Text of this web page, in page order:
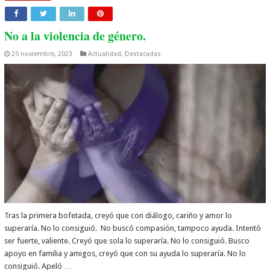
No a la violencia de género.
25 noviembre, 2023 Actualidad, Destacadas
Tras la primera bofetada, creyó que con diálogo, cariño y amor lo
superaría. No lo consiguió. No buscó compasión, tampoco ayuda. Intentó
ser fuerte, valiente. Creyó que sola lo superaría. No lo consiguió. Busco
apoyo en familia y amigos, creyó que con su ayuda lo superaría. No lo
consiguió. Apeló …